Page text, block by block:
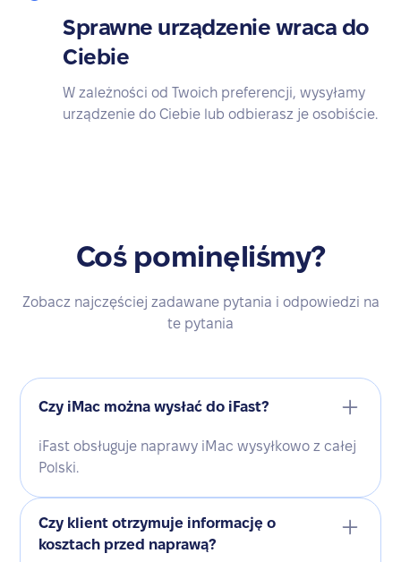
Sprawne urządzenie wraca do
Ciebie
W zależności od Twoich preferencji, wysyłamy
urządzenie do Ciebie lub odbierasz je osobiście.
Coś pominęliśmy?
Zobacz najczęściej zadawane pytania i odpowiedzi na
te pytania
Czy iMac można wysłać do iFast?
iFast obsługuje naprawy iMac wysyłkowo z całej
Polski.
Czy klient otrzymuje informację o
kosztach przed naprawą?